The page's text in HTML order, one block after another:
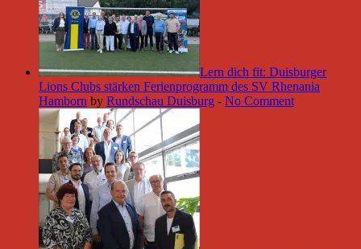
Lern dich fit: Duisburger
Lions Clubs stärken Ferienprogramm des SV Rhenania
Hamborn by Rundschau Duisburg - No Comment